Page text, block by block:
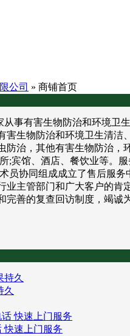
公司 » 商铺首页
有害生物防治和环境卫
害生物防治和环境卫生清
防治，其他有害生物防治
;宾馆、酒店、餐饮业等。
员协同组成成立了售后服
主管部门和广大客户的
完善的复查回访制度，竭诚
久
快速上门服务